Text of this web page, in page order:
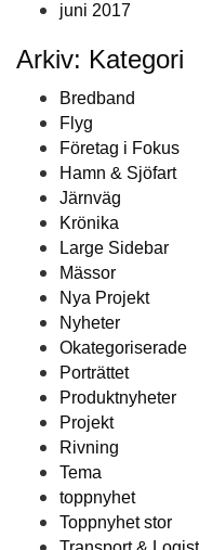
juni 2017
Arkiv: Kategori
Bredband
Flyg
Företag i Fokus
Hamn & Sjöfart
Järnväg
Krönika
Large Sidebar
Mässor
Nya Projekt
Nyheter
Okategoriserade
Porträttet
Produktnyheter
Projekt
Rivning
Tema
toppnyhet
Toppnyhet stor